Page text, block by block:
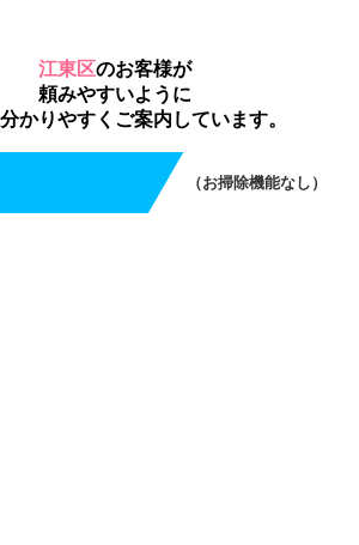
江東区のお客様が
頼みやすいように
かりやすくご案内しています。
ーニング（お掃除機能なし）
（お掃除機能なし）